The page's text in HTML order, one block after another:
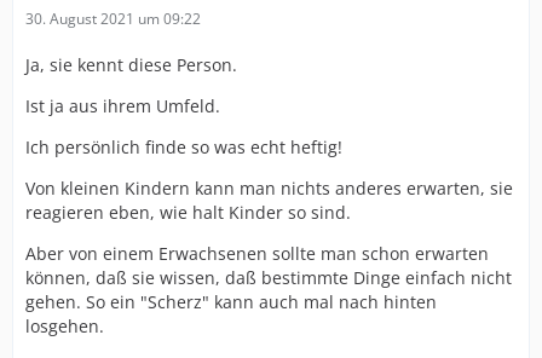
einem CI nun deutlich besser wird!
30. August 2021 um 09:22
Ja, sie kennt diese Person.
Ist ja aus ihrem Umfeld.
Ich persönlich finde so was echt heftig!
Von kleinen Kindern kann man nichts anderes erwarten, sie
reagieren eben, wie halt Kinder so sind.
Aber von einem Erwachsenen sollte man schon erwarten
können, daß sie wissen, daß bestimmte Dinge einfach nicht
gehen. So ein "Scherz" kann auch mal nach hinten
losgehen.